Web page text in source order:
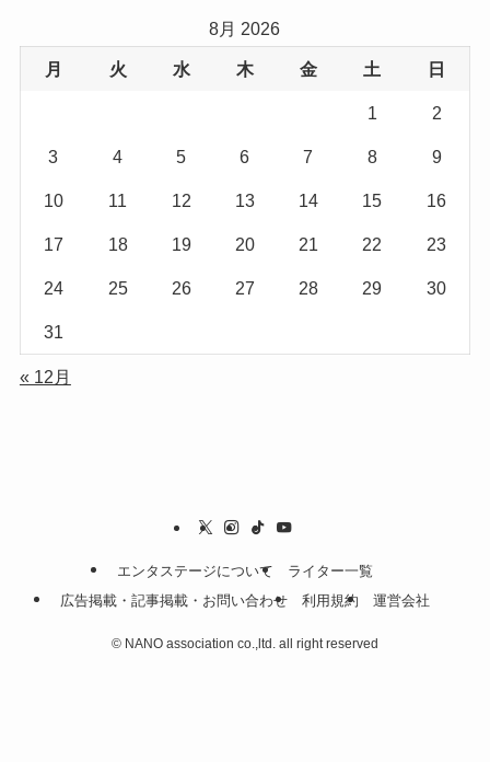
8月 2026
月 火 水 木 金 土 日
1 2
3 4 5 6 7 8 9
10 11 12 13 14 15 16
17 18 19 20 21 22 23
24 25 26 27 28 29 30
31
« 12月
エンタステージについて
ライター一覧
広告掲載・記事掲載・お問い合わせ
利用規約 運営会社
© NANO association co.,ltd. all right reserved